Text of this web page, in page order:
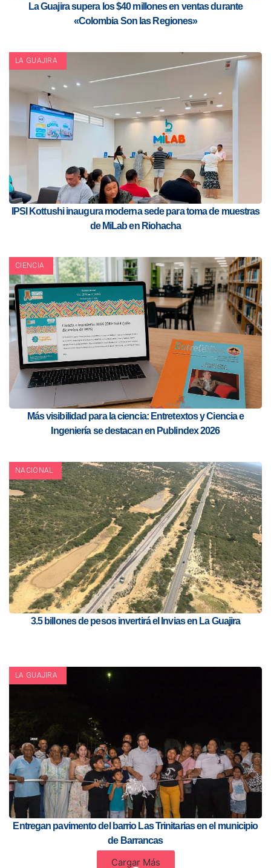
La Guajira supera los $40 millones en ventas durante
«Colombia Son las Regiones»
LA GUAJIRA
IPSI Kottushi inaugura moderna sede para toma de muestras
de MiLab en Riohacha
CIENCIA
Más visibilidad para la ciencia: Entretextos y Ciencia e
Ingeniería se destacan en Publindex 2026
NACIONAL
3.5 billones de pesos invertirá el Invias en La Guajira
LA GUAJIRA
Entregan pavimento del barrio Las Trinitarias en el municipio
de Barrancas
Cargar Más